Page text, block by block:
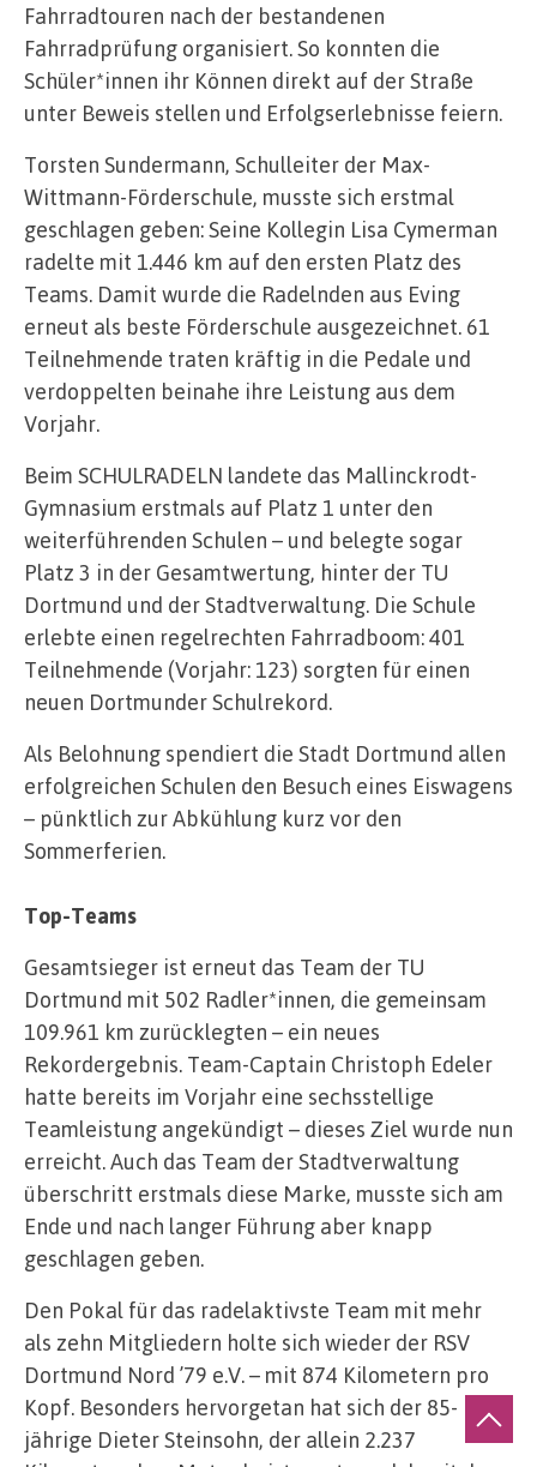
Fahrradtouren nach der bestandenen
Fahrradprüfung organisiert. So konnten die
Schüler*innen ihr Können direkt auf der Straße
unter Beweis stellen und Erfolgserlebnisse feiern.
Torsten Sundermann, Schulleiter der Max-
Wittmann-Förderschule, musste sich erstmal
geschlagen geben: Seine Kollegin Lisa Cymerman
radelte mit 1.446 km auf den ersten Platz des
Teams. Damit wurde die Radelnden aus Eving
erneut als beste Förderschule ausgezeichnet. 61
Teilnehmende traten kräftig in die Pedale und
verdoppelten beinahe ihre Leistung aus dem
Vorjahr.
Beim SCHULRADELN landete das Mallinckrodt-
Gymnasium erstmals auf Platz 1 unter den
weiterführenden Schulen – und belegte sogar
Platz 3 in der Gesamtwertung, hinter der TU
Dortmund und der Stadtverwaltung. Die Schule
erlebte einen regelrechten Fahrradboom: 401
Teilnehmende (Vorjahr: 123) sorgten für einen
neuen Dortmunder Schulrekord.
Als Belohnung spendiert die Stadt Dortmund allen
erfolgreichen Schulen den Besuch eines Eiswagens
– pünktlich zur Abkühlung kurz vor den
Sommerferien.
Top-Teams
Gesamtsieger ist erneut das Team der TU
Dortmund mit 502 Radler*innen, die gemeinsam
109.961 km zurücklegten – ein neues
Rekordergebnis. Team-Captain Christoph Edeler
hatte bereits im Vorjahr eine sechsstellige
Teamleistung angekündigt – dieses Ziel wurde nun
erreicht. Auch das Team der Stadtverwaltung
überschritt erstmals diese Marke, musste sich am
Ende und nach langer Führung aber knapp
geschlagen geben.
Den Pokal für das radelaktivste Team mit mehr
als zehn Mitgliedern holte sich wieder der RSV
Dortmund Nord ’79 e.V. – mit 874 Kilometern pro
Kopf. Besonders hervorgetan hat sich der 85-
jährige Dieter Steinsohn, der allein 2.237